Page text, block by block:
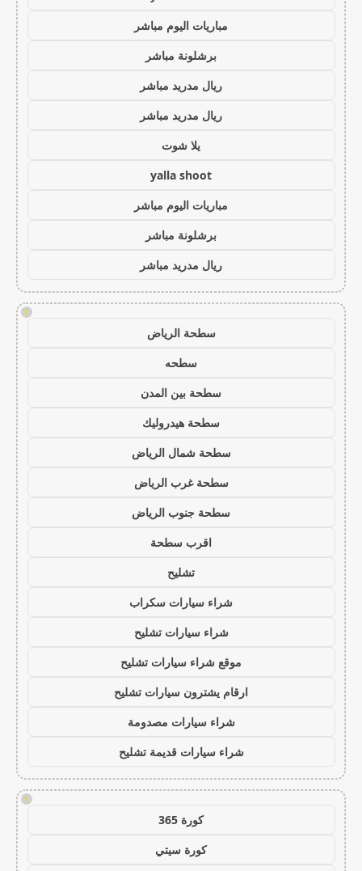
مباريات اليوم مباشر
برشلونة مباشر
ريال مدريد مباشر
ريال مدريد مباشر
يلا شوت
yalla shoot
مباريات اليوم مباشر
برشلونة مباشر
ريال مدريد مباشر
!
سطحة الرياض
سطحه
سطحة بين المدن
سطحة هيدروليك
سطحة شمال الرياض
سطحة غرب الرياض
سطحة جنوب الرياض
اقرب سطحة
تشليح
شراء سيارات سكراب
شراء سيارات تشليح
موقع شراء سيارات تشليح
ارقام يشترون سيارات تشليح
شراء سيارات مصدومة
شراء سيارات قديمة تشليح
!
كورة 365
كورة سيتي